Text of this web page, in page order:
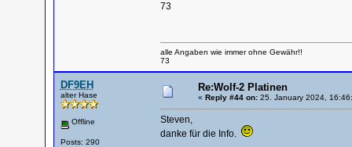
73
alle Angaben wie immer ohne Gewähr!!
73
DF9EH
alter Hase
Offline
Posts: 290
Re:Wolf-2 Platinen
« Reply #44 on:25. January 2024,
Steven,
danke für die Info.